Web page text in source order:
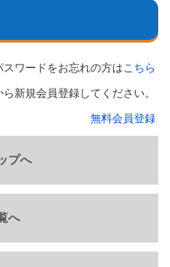
スワードをお忘れの方はこちら
新規会員登録してください。
無料会員登録
プへ
へ